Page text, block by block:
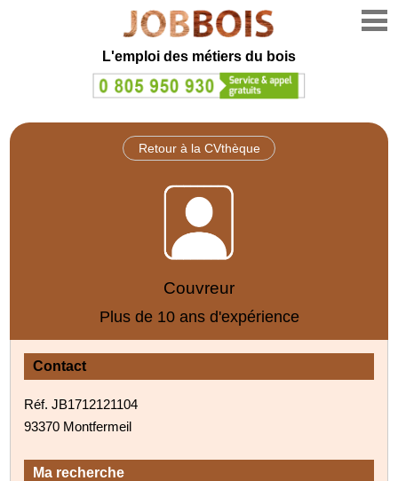
L'emploi des métiers du bois
Retour à la CVthèque
Couvreur
Plus de 10 ans d'expérience
Contact
Réf. JB1712121104
93370 Montfermeil
Ma recherche